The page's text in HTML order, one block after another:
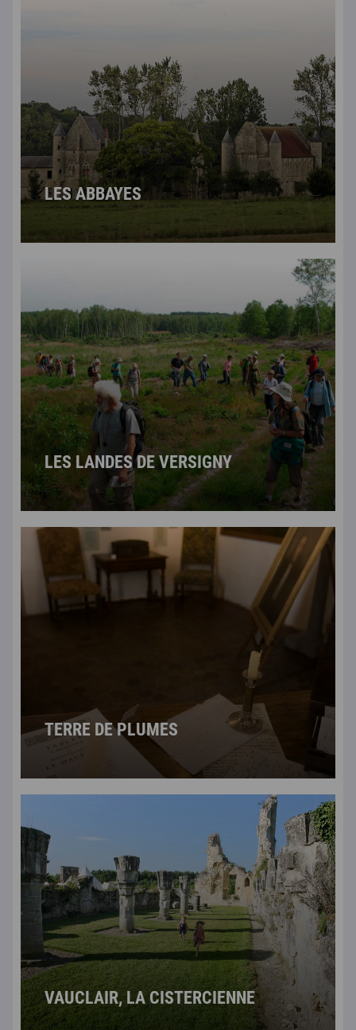
LES ABBAYES
LES LANDES DE VERSIGNY
TERRE DE PLUMES
VAUCLAIR, LA CISTERCIENNE